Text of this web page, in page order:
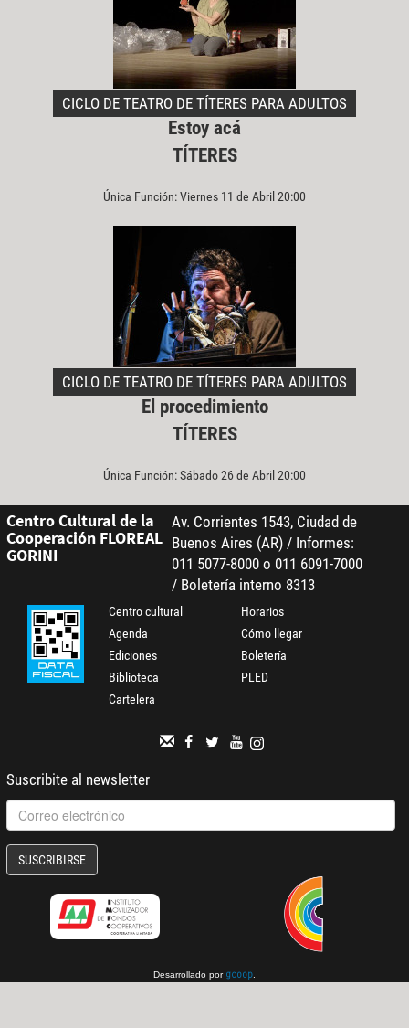
CICLO DE TEATRO DE TÍTERES PARA ADULTOS
Estoy acá
TÍTERES
Única Función: Viernes 11 de Abril 20:00
CICLO DE TEATRO DE TÍTERES PARA ADULTOS
El procedimiento
TÍTERES
Única Función: Sábado 26 de Abril 20:00
Centro Cultural de la
Cooperación FLOREAL
GORINI
Av. Corrientes 1543, Ciudad de
Buenos Aires (AR) / Informes:
011 5077-8000 o 011 6091-7000
/ Boletería interno 8313
Centro cultural
Agenda
Ediciones
Biblioteca
Cartelera
Horarios
Cómo llegar
Boletería
PLED
Suscribite al newsletter
SUSCRIBIRSE
Desarrollado por gcoop